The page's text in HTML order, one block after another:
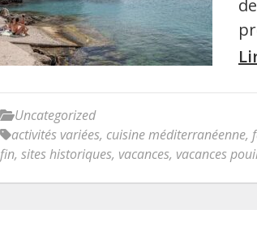
Uncategorized
activités variées, cuisine méditerranéenne,
fin, sites historiques, vacances, vacances